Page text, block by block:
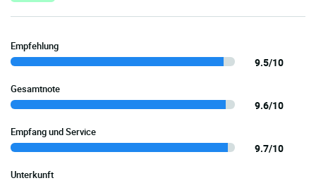
Empfehlung
9.5/10
Gesamtnote
9.6/10
Empfang und Service
9.7/10
Unterkunft